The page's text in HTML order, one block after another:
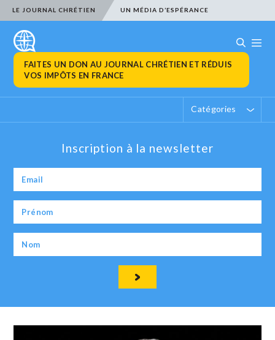
LE JOURNAL CHRÉTIEN UN MÉDIA D’ESPÉRANCE
FAITES UN DON AU JOURNAL CHRÉTIEN ET RÉDUIS
VOS IMPÔTS EN FRANCE
Catégories
Inscription à la newsletter